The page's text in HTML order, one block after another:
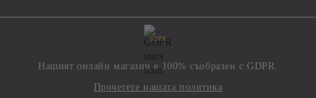
GDPR
Нашият онлайн магазин е 100% съобразен с GDPR.
Прочетете нашата политика